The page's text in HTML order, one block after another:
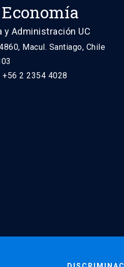
y Administración UC
Macul. Santiago, Chile
2 2354 4028